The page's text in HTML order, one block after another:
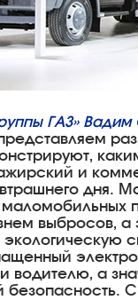
ГАЗ»
и
дня.
выбросов, а
водителю, а